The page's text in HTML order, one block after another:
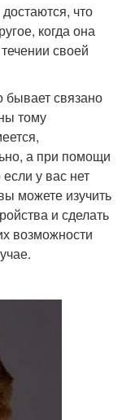
что
когда она
своей
бывает связано
тому
а при помощи
у вас нет
можете изучить
и сделать
возможности